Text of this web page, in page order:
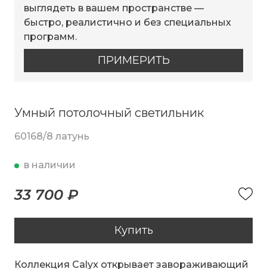
выглядеть в вашем пространстве —
быстро, реалистично и без специальных
программ.
ПРИМЕРИТЬ
Умный потолочный светильник
60168/8 латунь
в наличии
33 700 ₽
Купить
Коллекция Calyx открывает завораживающий